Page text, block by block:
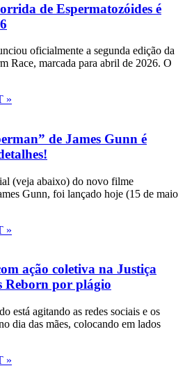
de Espermatozóides é
oficialmente a segunda edição da
Race, marcada para abril de 2026. O
»
de James Gunn é
(veja abaixo) do novo filme
Gunn, foi lançado hoje (15 de maio
»
ação coletiva na Justiça
Reborn por plágio
está agitando as redes sociais e os
dia das mães, colocando em lados
»